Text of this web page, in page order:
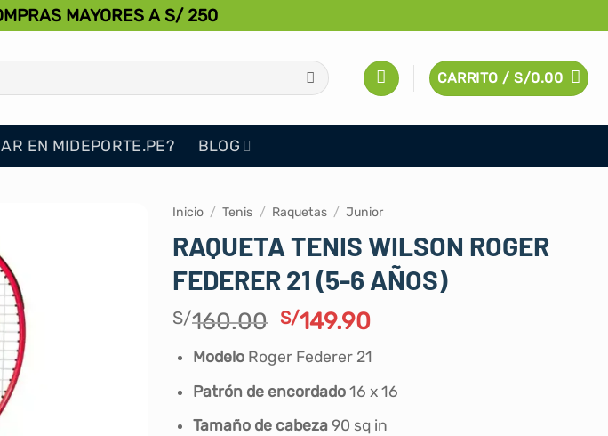
MAYORES A S/ 250
CARRITO /S/0.00
EN MIDEPORTE.PE? BLOG
Inicio / Tenis / Raquetas / Junior
RAQUETA TENIS WILSON ROGER
FEDERER 21 (5-6 AÑOS)
S/160.00 El
precio
original
era:
S/160.00.
S/149.90El
precio
actual
es:
S/149.90.
ModeloRoger Federer 21
Patrón de encordado16 x 16
Tamaño de cabeza90 sq in